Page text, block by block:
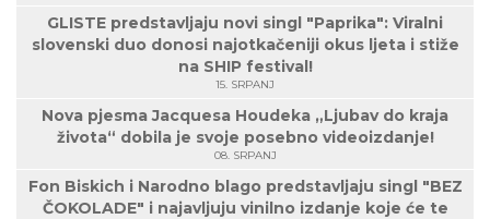
GLISTE predstavljaju novi singl "Paprika": Viralni
slovenski duo donosi najotkačeniji okus ljeta i stiže
na SHIP festival!
15. SRPANJ
Nova pjesma Jacquesa Houdeka „Ljubav do kraja
života“ dobila je svoje posebno videoizdanje!
08. SRPANJ
Fon Biskich i Narodno blago predstavljaju singl "BEZ
ČOKOLADE" i najavljuju vinilno izdanje koje će te